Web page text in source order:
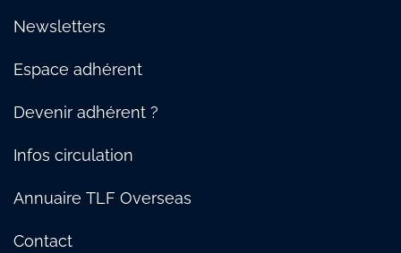
TRM
TLF Hauts-de-France
TLF Sud-Ouest
TLF Pays de Savoie
Protection des salariés : notre guide des bonnes pratiques
Témoignages
Nos temps forts
Newsletters
Espace adhérent
Devenir adhérent ?
Infos circulation
Annuaire TLF Overseas
Contact